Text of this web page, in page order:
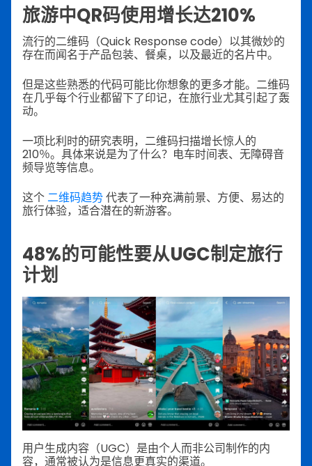
旅游中QR码使用增长达210%
流行的二维码（Quick Response code）以其微妙的
存在而闻名于产品包装、餐桌，以及最近的名片中。
但是这些熟悉的代码可能比你想象的更多才能。二维码
在几乎每个行业都留下了印记，在旅行业尤其引起了轰
动。
一项比利时的研究表明，二维码扫描增长惊人的
210％。具体来说是为了什么？电车时间表、无障碍音
频导览等信息。
这个 二维码趋势代表了一种充满前景、方便、易达的
旅行体验，适合潜在的新游客。
48%的可能性要从UGC制定旅行
计划
用户生成内容（UGC）是由个人而非公司制作的内
容，通常被认为是信息更真实的渠道。